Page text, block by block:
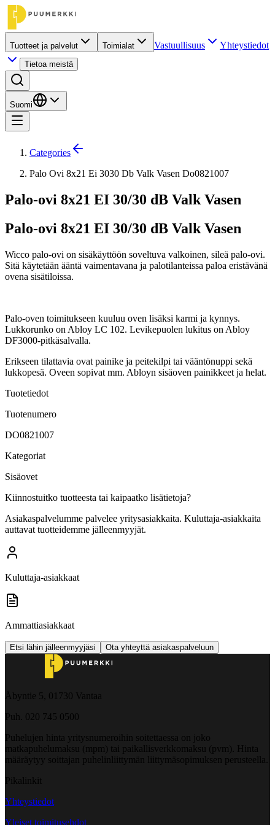
Tuotteet ja palvelut Toimialat Vastuullisuus Yhteystiedot
Tietoa meistä
Suomi
Categories
Palo Ovi 8x21 Ei 3030 Db Valk Vasen Do0821007
Palo-ovi 8x21 EI 30/30 dB Valk Vasen
Palo-ovi 8x21 EI 30/30 dB Valk Vasen
Wicco palo-ovi on sisäkäyttöön soveltuva valkoinen, sileä palo-ovi.
Sitä käytetään ääntä vaimentavana ja palotilanteissa paloa eristävänä
ovena sisätiloissa.
Palo-oven toimitukseen kuuluu oven lisäksi karmi ja kynnys.
Lukkorunko on Abloy LC 102. Levikepuolen lukitus on Abloy
DF3000-pitkäsalvalla.
Erikseen tilattavia ovat painike ja peitekilpi tai vääntönuppi sekä
lukkopesä. Oveen sopivat mm. Abloyn sisäoven painikkeet ja helat.
Tuotetiedot
Tuotenumero
DO0821007
Kategoriat
Sisäovet
Kiinnostuitko tuotteesta tai kaipaatko lisätietoja?
Asiakaspalvelumme palvelee yritysasiakkaita. Kuluttaja-asiakkaita
auttavat tuotteidemme jälleenmyyjät.
Kuluttaja-asiakkaat
Ammattiasiakkaat
Etsi lähin jälleenmyyjäsi Ota yhteyttä asiakaspalveluun
Åbyntie 5, 01730 Vantaa
Puh. 020 745 0500
Puhelujen hinta yritysnumeroihin soitettaessa on joko
matkapuhelumaksu (mpm) tai paikallisverkkomaksu (pvm). Hinta
määräytyy soittajan puhelinliittymän liittymäsopimuksen perusteella.
Pikalinkit
Yhteystiedot
Yleiset toimitusehdot